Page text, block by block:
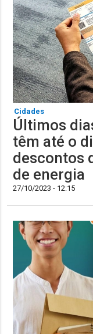
Cidades
Últimos
têm até o
descontos
de energia
27/10/2023 - 12:15